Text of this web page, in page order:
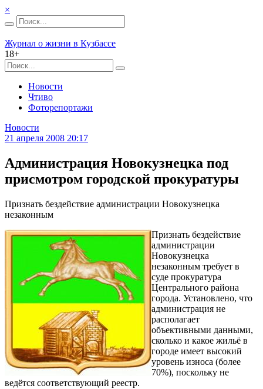
×
Журнал о жизни в Кузбассе
18+
Новости
Чтиво
Фоторепортажи
Новости
21 апреля 2008 20:17
Администрация Новокузнецка под
присмотром городской прокуратуры
Признать бездействие администрации Новокузнецка
незаконным
Признать бездействие
администрации
Новокузнецка
незаконным требует в
суде прокуратура
Центрального района
города. Установлено, что
администрация не
располагает
объективными данными,
сколько и какое жильё в
городе имеет высокий
уровень износа (более
70%), поскольку не
ведётся соответствующий реестр.